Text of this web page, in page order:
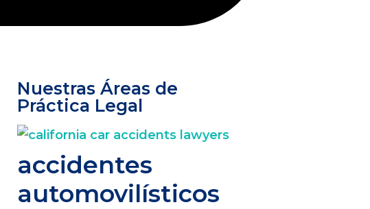
Nuestras Áreas de
Práctica Legal
accidentes
automovilísticos